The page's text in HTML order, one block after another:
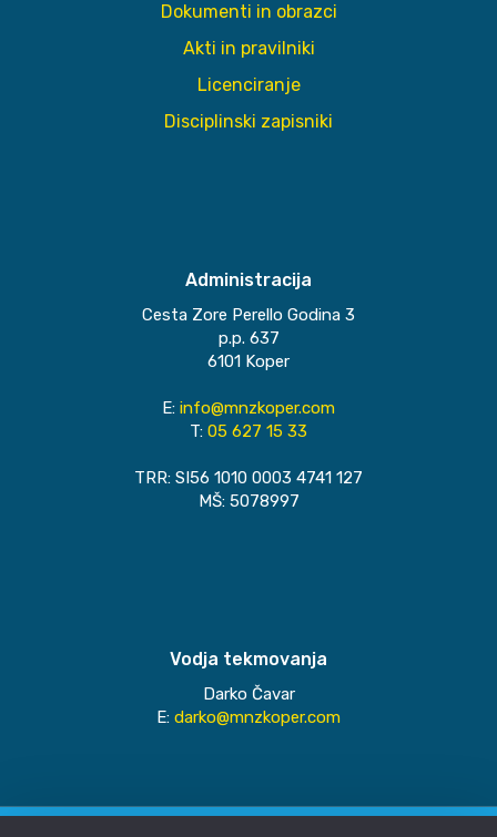
Dokumenti in obrazci
Akti in pravilniki
Licenciranje
Disciplinski zapisniki
Administracija
Cesta Zore Perello Godina 3
p.p. 637
6101 Koper
E: info@mnzkoper.com
T: 05 627 15 33
TRR: SI56 1010 0003 4741 127
MŠ: 5078997
Vodja tekmovanja
Darko Čavar
E: darko@mnzkoper.com